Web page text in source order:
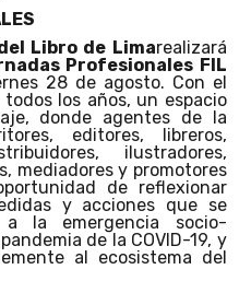
Libro de Limarealizará
Profesionales FIL
28 de agosto. Con el
los años, un espacio
donde agentes de la
editores, libreros,
ilustradores,
mediadores y promotores
de reflexionar
y acciones que se
la emergencia socio-
de la COVID-19, y
al ecosistema del